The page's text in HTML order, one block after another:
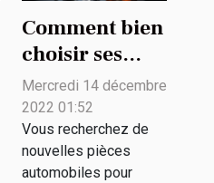
Comment bien
choisir ses
pièces
détachées
pour son
véhicule ?
Mercredi 14 décembre
2022 01:52
Vous recherchez de
nouvelles pièces
automobiles pour